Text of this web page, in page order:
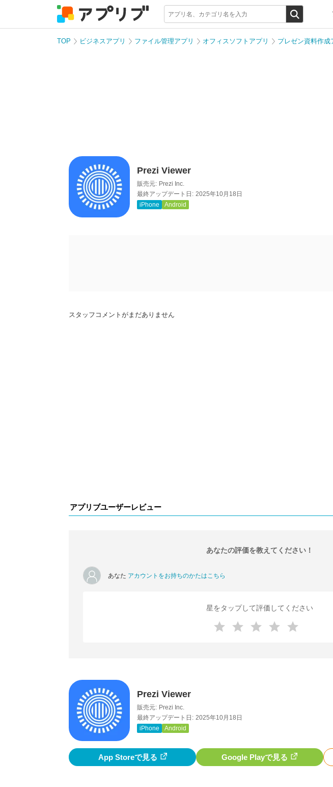
TOP ビジネスアプリ ファイル管理アプリ オフィスソフトアプリ プレゼン資料作成
Prezi Viewer
販売元: Prezi Inc.
最終アップデート日: 2025年10月18日
iPhone
Android
スタッフコメントがまだありません
アプリブユーザーレビュー
あなたの評価を教えてください！
あなた アカウントをお持ちのかたはこちら
星をタップして評価してください
Prezi Viewer
販売元: Prezi Inc.
最終アップデート日: 2025年10月18日
iPhone
Android
App Storeで見る Google Playで見る